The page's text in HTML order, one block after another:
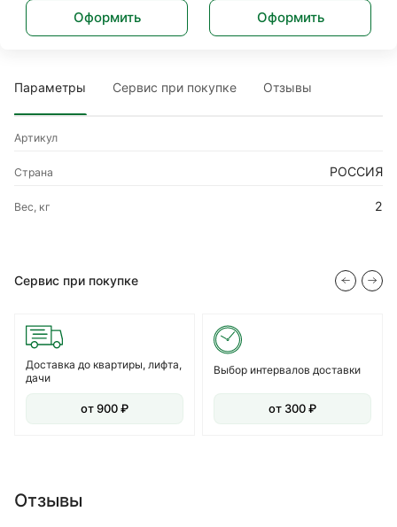
Оформить Оформить
Параметры Сервис при покупке Отзывы
Артикул
Страна РОССИЯ
Вес, кг 2
Сервис при покупке
Доставка до квартиры, лифта,
дачи
от 900 ₽
Выбор интервалов доставки
от 300 ₽
Отзывы